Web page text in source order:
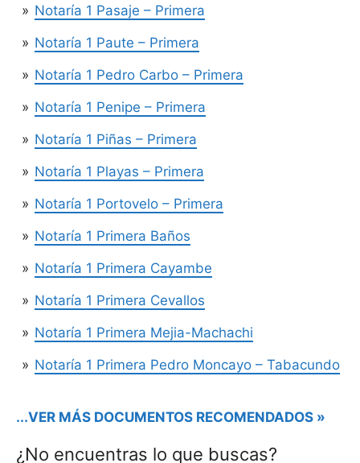
Notaría 1 Pasaje – Primera
Notaría 1 Paute – Primera
Notaría 1 Pedro Carbo – Primera
Notaría 1 Penipe – Primera
Notaría 1 Piñas – Primera
Notaría 1 Playas – Primera
Notaría 1 Portovelo – Primera
Notaría 1 Primera Baños
Notaría 1 Primera Cayambe
Notaría 1 Primera Cevallos
Notaría 1 Primera Mejia-Machachi
Notaría 1 Primera Pedro Moncayo – Tabacundo
...VER MÁS DOCUMENTOS RECOMENDADOS »
¿No encuentras lo que buscas?